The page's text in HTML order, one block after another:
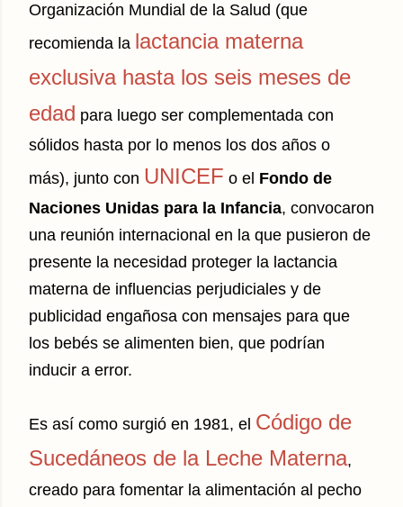
Organización Mundial de la Salud (que
recomienda la lactancia materna
exclusiva hasta los seis meses de
edad para luego ser complementada con
sólidos hasta por lo menos los dos años o
más), junto con UNICEF o el Fondo de
Naciones Unidas para la Infancia, convocaron
una reunión internacional en la que pusieron de
presente la necesidad proteger la lactancia
materna de influencias perjudiciales y de
publicidad engañosa con mensajes para que
los bebés se alimenten bien, que podrían
inducir a error.
Es así como surgió en 1981, el Código de
Sucedáneos de la Leche Materna,
creado para fomentar la alimentación al pecho